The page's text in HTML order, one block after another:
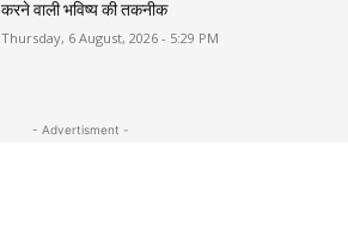
करने वाली भविष्य की तकनीक
Thursday, 6 August, 2026 - 5:29 PM
- Advertisment -